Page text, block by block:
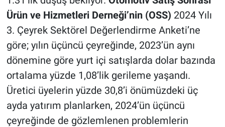
Ürün ve Hizmetleri Derneği’nin (OSS) 2024 Yılı
3. Çeyrek Sektörel Değerlendirme Anketi’ne
göre; yılın üçüncü çeyreğinde, 2023’ün aynı
dönemine göre yurt içi satışlarda dolar bazında
ortalama yüzde 1,08’lik gerileme yaşandı.
Üretici üyelerin yüzde 30,8’i önümüzdeki üç
ayda yatırım planlarken, 2024’ün üçüncü
çeyreğinde de gözlemlenen problemlerin